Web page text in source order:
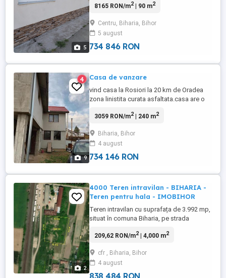
5
Satu Mare, casa având 90 mp (3 camere,
multiple anexe in curte, este renovata și
finisata,instalatie electrica noua pe cupru,
contoare ...
8165 RON/m2| 90 m2
Centru, Biharia, Bihor
5 august
734 846 RON
9
4 Casa de vanzare
vind casa la Rosiori la 20 km de Oradea
zona linistita curata asfaltata.casa are o
e compus din bucatarie living si baie iar
dormitoare baie si loc pt inca o baie sau
debara etc.Casa dispune de curent apa
internet tv cablu ...
3059 RON/m2| 240 m2
Biharia, Bihor
4 august
734 146 RON
2
4000 Teren intravilan - BIHARIA -
Teren pentru hala - IMOBIHOR
Teren intravilan cu suprafața de 3.992 mp,
situat în comuna Biharia, pe strada
apropiere a gării CFR. Proprietatea
liniari și este amplasată într-o zonă cu
destinație industrială și logistică, oferind
condiții excelente ...
209,62 RON/m2| 4,000 m2
cfr , Biharia, Bihor
4 august
838 484 RON